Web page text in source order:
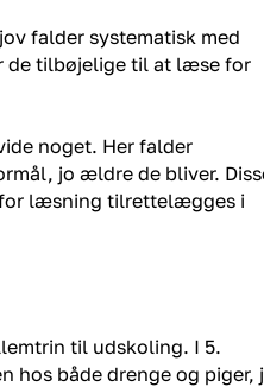
falder systematisk med
de tilbøjelige til at læse for
noget. Her falder
jo ældre de bliver.
læsning tilrettelægges i
til udskoling. I 5.
hos både drenge og piger,